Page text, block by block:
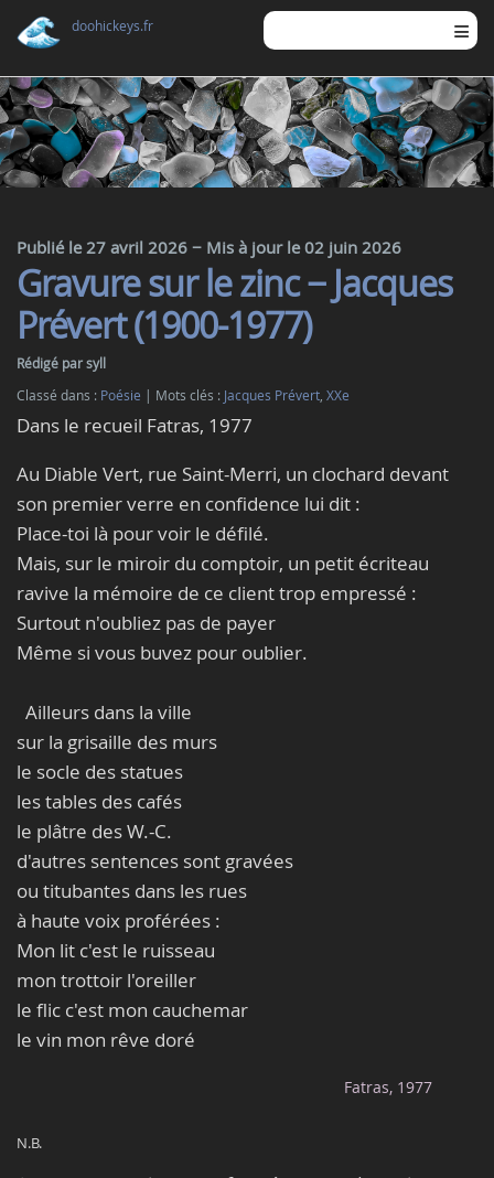
doohickeys.fr
Publié le 27 avril 2026 − Mis à jour le 02 juin 2026
Gravure sur le zinc − Jacques
Prévert (1900-1977)
Rédigé par syll
Classé dans : Poésie Mots clés : Jacques Prévert, XXe
Dans le recueil Fatras, 1977
Au Diable Vert, rue Saint-Merri, un clochard devant
son premier verre en confidence lui dit :
Place-toi là pour voir le défilé.
Mais, sur le miroir du comptoir, un petit écriteau
ravive la mémoire de ce client trop empressé :
Surtout n'oubliez pas de payer
Même si vous buvez pour oublier.
Ailleurs dans la ville
sur la grisaille des murs
le socle des statues
les tables des cafés
le plâtre des W.-C.
d'autres sentences sont gravées
ou titubantes dans les rues
à haute voix proférées :
Mon lit c'est le ruisseau
mon trottoir l'oreiller
le flic c'est mon cauchemar
le vin mon rêve doré
Fatras, 1977
N.B.